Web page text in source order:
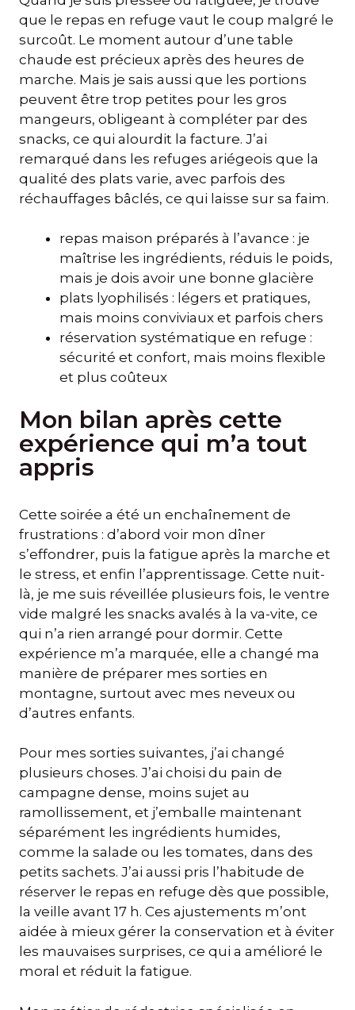
que le repas en refuge vaut le coup malgré le
surcoût. Le moment autour d’une table
chaude est précieux après des heures de
marche. Mais je sais aussi que les portions
peuvent être trop petites pour les gros
mangeurs, obligeant à compléter par des
snacks, ce qui alourdit la facture. J’ai
remarqué dans les refuges ariégeois que la
qualité des plats varie, avec parfois des
réchauffages bâclés, ce qui laisse sur sa faim.
repas maison préparés à l’avance : je
maîtrise les ingrédients, réduis le poids,
mais je dois avoir une bonne glacière
plats lyophilisés : légers et pratiques,
mais moins conviviaux et parfois chers
réservation systématique en refuge :
sécurité et confort, mais moins flexible
et plus coûteux
Mon bilan après cette
expérience qui m’a tout
appris
Cette soirée a été un enchaînement de
frustrations : d’abord voir mon dîner
s’effondrer, puis la fatigue après la marche et
le stress, et enfin l’apprentissage. Cette nuit-
là, je me suis réveillée plusieurs fois, le ventre
vide malgré les snacks avalés à la va-vite, ce
qui n’a rien arrangé pour dormir. Cette
expérience m’a marquée, elle a changé ma
manière de préparer mes sorties en
montagne, surtout avec mes neveux ou
d’autres enfants.
Pour mes sorties suivantes, j’ai changé
plusieurs choses. J’ai choisi du pain de
campagne dense, moins sujet au
ramollissement, et j’emballe maintenant
séparément les ingrédients humides,
comme la salade ou les tomates, dans des
petits sachets. J’ai aussi pris l’habitude de
réserver le repas en refuge dès que possible,
la veille avant 17 h. Ces ajustements m’ont
aidée à mieux gérer la conservation et à éviter
les mauvaises surprises, ce qui a amélioré le
moral et réduit la fatigue.